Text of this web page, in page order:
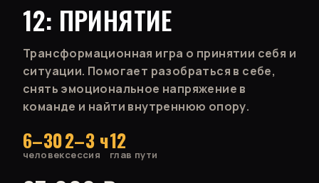
12: ПРИНЯТИЕ
Трансформационная игра о принятии себя и
ситуации. Помогает разобраться в себе,
снять эмоциональное напряжение в
команде и найти внутреннюю опору.
6–30
человек
2–3 ч
сессия
12
глав пути